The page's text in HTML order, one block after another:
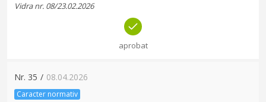
Vidra nr. 08/23.02.2026
aprobat
Nr. 35 / 08.04.2026
Caracter normativ